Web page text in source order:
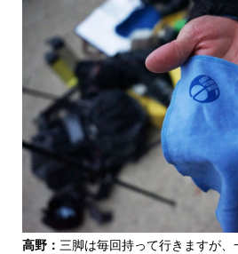
高野： 三脚は毎回持って行きますが